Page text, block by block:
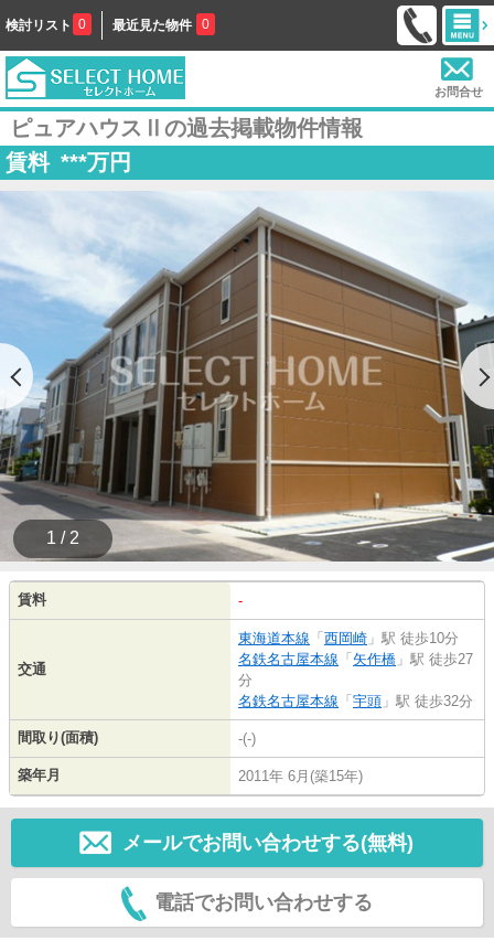
検討リスト 0 最近見た物件 0
お問合せ
ピュアハウスⅡの過去掲載物件情報
賃料 ***万円
1 / 2
賃料 -
交通
東海道本線 「 西岡崎 」駅 徒歩10分
名鉄名古屋本線 「 矢作橋 」駅 徒歩27
分
名鉄名古屋本線 「 宇頭 」駅 徒歩32分
間取り(面積) -(-)
築年月 2011年 6月(築15年)
メールでお問い合わせする(無料)
電話でお問い合わせする